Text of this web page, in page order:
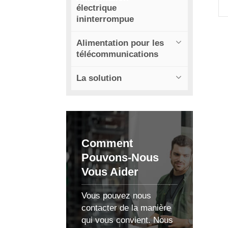
électrique
ininterrompue
Alimentation pour les
télécommunications
La solution
Comment
Pouvons-Nous
Vous Aider
Vous pouvez nous
contacter de la manière
qui vous convient. Nous